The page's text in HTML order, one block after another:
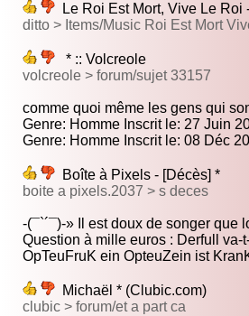
Le Roi Est Mort, Vive Le Roi
ditto > Items/Music Roi Est Mort
* :: Volcreole
volcreole > forum/sujet 33157
comme quoi même les gens qui
Genre: Homme Inscrit le: 27 Juin
Genre: Homme Inscrit le: 08 Déc
Boîte à Pixels - [Décès] *
boite a pixels.2037 > s deces
-(¯`´¯)-» Il est doux de songer que
Question à mille euros : Derfull va-
OpTeuFruK ein OpteuZein ist
Michaël * (Clubic.com)
clubic > forum/et a part ca